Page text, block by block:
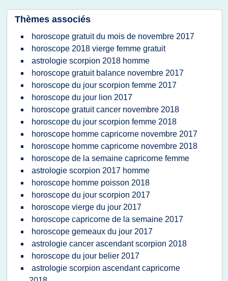
Thèmes associés
horoscope gratuit du mois de novembre 2017
horoscope 2018 vierge femme gratuit
astrologie scorpion 2018 homme
horoscope gratuit balance novembre 2017
horoscope du jour scorpion femme 2017
horoscope du jour lion 2017
horoscope gratuit cancer novembre 2018
horoscope du jour scorpion femme 2018
horoscope homme capricorne novembre 2017
horoscope homme capricorne novembre 2018
horoscope de la semaine capricorne femme
astrologie scorpion 2017 homme
horoscope homme poisson 2018
horoscope du jour scorpion 2017
horoscope vierge du jour 2017
horoscope capricorne de la semaine 2017
horoscope gemeaux du jour 2017
astrologie cancer ascendant scorpion 2018
horoscope du jour belier 2017
astrologie scorpion ascendant capricorne